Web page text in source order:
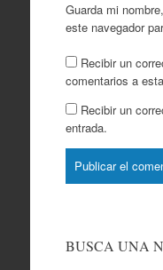
Guarda mi
este navegador
Recibir un
comentarios a
Recibir un
entrada.
BUSCA UNA